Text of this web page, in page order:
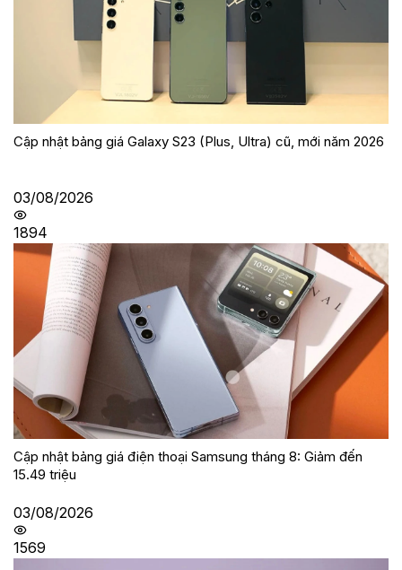
Cập nhật bảng giá Galaxy S23 (Plus, Ultra) cũ, mới năm 2026
03/08/2026
1894
Cập nhật bảng giá điện thoại Samsung tháng 8: Giảm đến
15.49 triệu
03/08/2026
1569